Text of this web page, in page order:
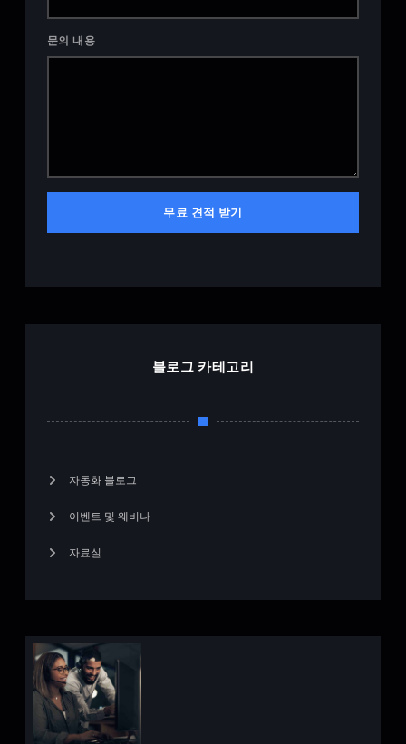
문의 내용
무료 견적 받기
블로그 카테고리
자동화 블로그
이벤트 및 웨비나
자료실